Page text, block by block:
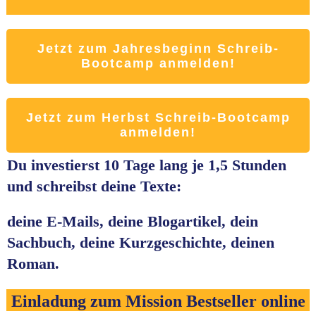
Jetzt zum Jahresbeginn Schreib-
Bootcamp anmelden!
Jetzt zum Herbst Schreib-Bootcamp
anmelden!
Du investierst 10 Tage lang je 1,5 Stunden
und schreibst deine Texte:
deine E-Mails, deine Blogartikel, dein
Sachbuch, deine Kurzgeschichte, deinen
Roman.
Einladung zum Mission Bestseller online